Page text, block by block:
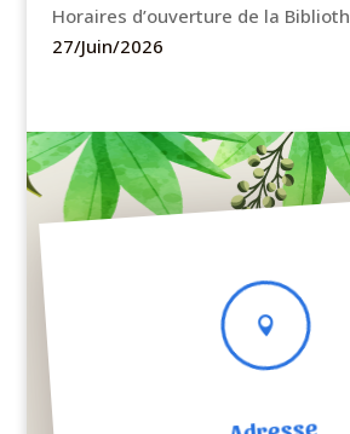
Horaires d’ouverture de la
27/Juin/2026
